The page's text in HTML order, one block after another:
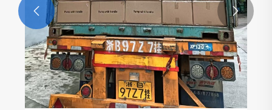
 